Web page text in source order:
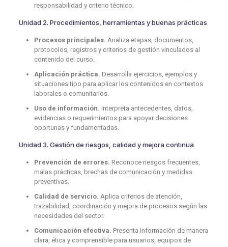
responsabilidad y criterio técnico.
Unidad 2. Procedimientos, herramientas y buenas prácticas
Procesos principales. Analiza etapas, documentos,
protocolos, registros y criterios de gestión vinculados al
contenido del curso.
Aplicación práctica. Desarrolla ejercicios, ejemplos y
situaciones tipo para aplicar los contenidos en contextos
laborales o comunitarios.
Uso de información. Interpreta antecedentes, datos,
evidencias o requerimientos para apoyar decisiones
oportunas y fundamentadas.
Unidad 3. Gestión de riesgos, calidad y mejora continua
Prevención de errores. Reconoce riesgos frecuentes,
malas prácticas, brechas de comunicación y medidas
preventivas.
Calidad de servicio. Aplica criterios de atención,
trazabilidad, coordinación y mejora de procesos según las
necesidades del sector.
Comunicación efectiva. Presenta información de manera
clara, ética y comprensible para usuarios, equipos de